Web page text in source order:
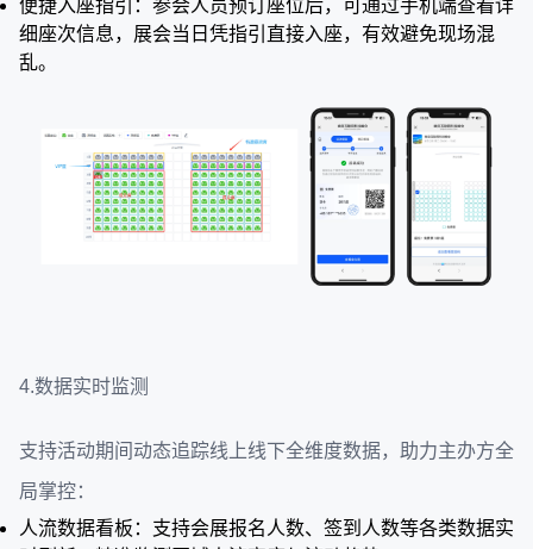
便捷入座指引：参会人员预订座位后，可通过手机端查看详
细座次信息，展会当日凭指引直接入座，有效避免现场混
乱。
4.数据实时监测
支持活动期间动态追踪线上线下全维度数据，助力主办方全
局掌控：
人流数据看板：支持会展报名人数、签到人数等各类数据实